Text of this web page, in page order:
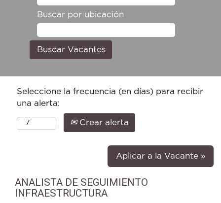
Buscar por ubicación
Seleccione la frecuencia (en días) para recibir
una alerta:
Crear alerta
Aplicar a la Vacante »
ANALISTA DE SEGUIMIENTO
INFRAESTRUCTURA